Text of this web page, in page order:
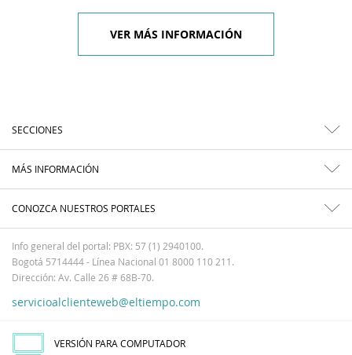
VER MÁS INFORMACIÓN
SECCIONES
MÁS INFORMACIÓN
CONOZCA NUESTROS PORTALES
Info general del portal: PBX: 57 (1) 2940100.
Bogotá 5714444 - Línea Nacional 01 8000 110 211.
Dirección: Av. Calle 26 # 68B-70.
servicioalclienteweb@eltiempo.com
VERSIÓN PARA COMPUTADOR